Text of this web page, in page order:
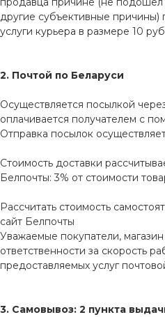
другие субъективные причины)
услуги курьера в размере 10
2. Почтой по Беларуси
Осуществляется посылкой
оплачивается получателем с
Отправка посылок
Стоимость доставки
Белпочты: 3% от стоимости
Рассчитать стоимость
сайт Белпочты
Уважаемые покупатели,
ответственности за скорость
предоставляемых услуг
3. Самовывоз: 2 пункта